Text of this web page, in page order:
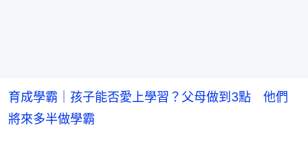
育成學霸｜孩子能否愛上學習？父母做到3點 他們
將來多半做學霸